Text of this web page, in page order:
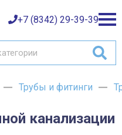
+7 (8342) 29-39-39
Трубы и фитинги
канализации